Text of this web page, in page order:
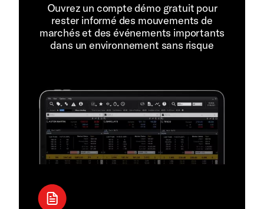
Ouvrez un compte démo gratuit pour
rester informé des mouvements de
marchés et des événements importants
dans un environnement sans risque